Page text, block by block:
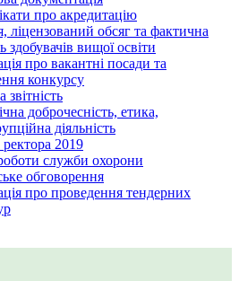
про акредитацію
ліцензований обсяг та фактична
здобувачів вищої освіти
про вакантні посади та
конкурсу
доброчесність, етика,
діяльність
2019
служби охорони
обговорення
про проведення тендерних